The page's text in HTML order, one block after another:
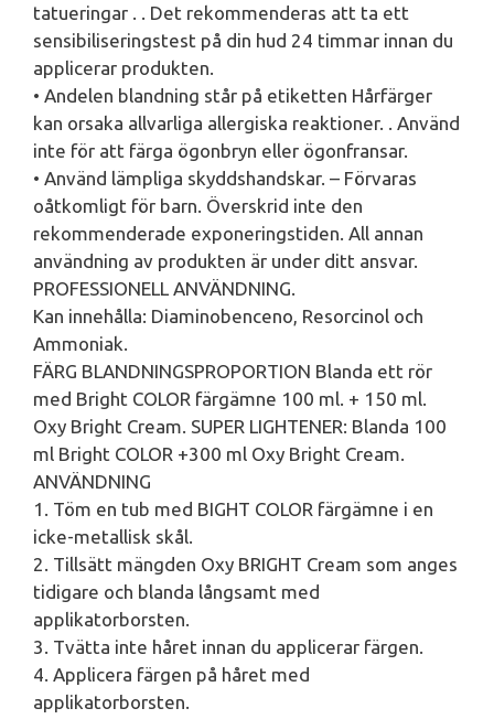
tatueringar . . Det rekommenderas att ta ett
sensibiliseringstest på din hud 24 timmar innan du
applicerar produkten.
• Andelen blandning står på etiketten Hårfärger
kan orsaka allvarliga allergiska reaktioner. . Använd
inte för att färga ögonbryn eller ögonfransar.
• Använd lämpliga skyddshandskar. – Förvaras
oåtkomligt för barn. Överskrid inte den
rekommenderade exponeringstiden. All annan
användning av produkten är under ditt ansvar.
PROFESSIONELL ANVÄNDNING.
Kan innehålla: Diaminobenceno, Resorcinol och
Ammoniak.
FÄRG BLANDNINGSPROPORTION Blanda ett rör
med Bright COLOR färgämne 100 ml. + 150 ml.
Oxy Bright Cream. SUPER LIGHTENER: Blanda 100
ml Bright COLOR +300 ml Oxy Bright Cream.
ANVÄNDNING
1. Töm en tub med BIGHT COLOR färgämne i en
icke-metallisk skål.
2. Tillsätt mängden Oxy BRIGHT Cream som anges
tidigare och blanda långsamt med
applikatorborsten.
3. Tvätta inte håret innan du applicerar färgen.
4. Applicera färgen på håret med
applikatorborsten.